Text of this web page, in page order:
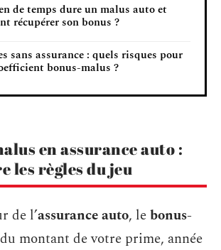
de temps dure un malus auto et
récupérer son bonus ?
sans assurance : quels risques pour
bonus-malus ?
en assurance auto :
les règles du jeu
de l’assurance auto, lebonus-
montant de votre prime, année